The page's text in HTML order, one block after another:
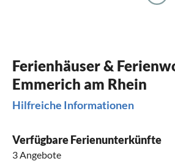
Ferienhäuser &
Emmerich am Rhein
Hilfreiche Informationen
Verfügbare Ferienunterkünfte
3 Angebote